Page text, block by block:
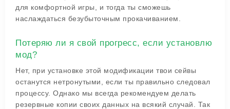
для комфортной игры, и тогда ты сможешь
наслаждаться безубыточным прокачиванием.
Потеряю ли я свой прогресс, если установлю
мод?
Нет, при установке этой модификации твои сейвы
останутся нетронутыми, если ты правильно следовал
процессу. Однако мы всегда рекомендуем делать
резервные копии своих данных на всякий случай. Так